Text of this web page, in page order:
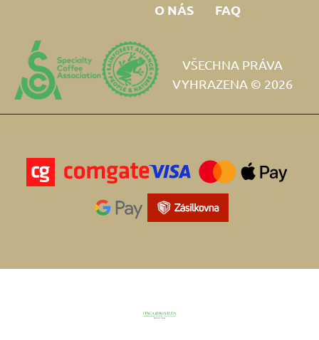
O NÁS
FAQ
VŠECHNA PRÁVA
VYHRAZENA © 2026